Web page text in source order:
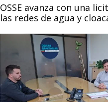
OSSE avanza con una
las redes de agua y